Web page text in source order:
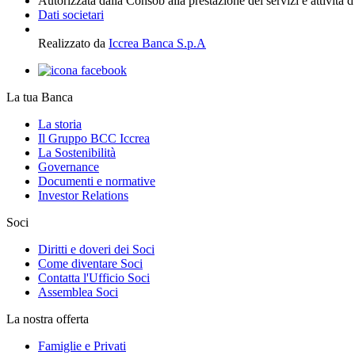
Dati societari
Realizzato da Iccrea Banca S.p.A
La tua Banca
La storia
Il Gruppo BCC Iccrea
La Sostenibilità
Governance
Documenti e normative
Investor Relations
Soci
Diritti e doveri dei Soci
Come diventare Soci
Contatta l'Ufficio Soci
Assemblea Soci
La nostra offerta
Famiglie e Privati